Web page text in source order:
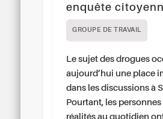
enquête
GROUPE DE TRAVAIL
Le sujet des drogues
aujourd’hui une place
dans les discussions à
Pourtant, les
réalités au quotidien